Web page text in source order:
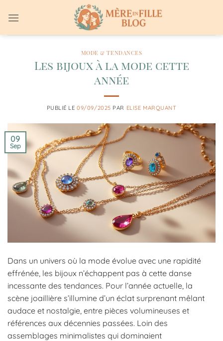
au
MODE & TENDANCES
Les bijoux à la mode cette
année
PUBLIÉ LE09/09/2025 PAR ELISE MARQUANT
09
Sep
Dans un univers où la mode évolue avec une rapidité
effrénée, les bijoux n’échappent pas à cette danse
incessante des tendances. Pour l’année actuelle, la
scène joaillière s’illumine d’un éclat surprenant mêlant
audace et nostalgie, entre pièces volumineuses et
références aux décennies passées. Loin des
assemblages minimalistes qui dominaient